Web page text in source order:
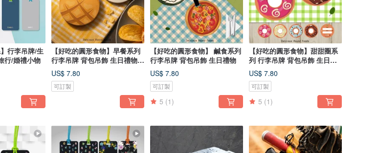
行李吊牌/生
行/婚禮小物
【好吃的圓形食物】早餐系列
行李吊牌 背包吊飾 生日禮物
台灣
US$ 7.80
可訂製
【好吃的圓形食物】 鹹食系列
行李吊牌 背包吊飾 生日禮物
US$ 7.80
可訂製
5 (1)
【好吃的圓形食物】甜甜圈系
列 行李吊牌 背包吊飾 生日禮
物
US$ 7.80
可訂製
5 (1)